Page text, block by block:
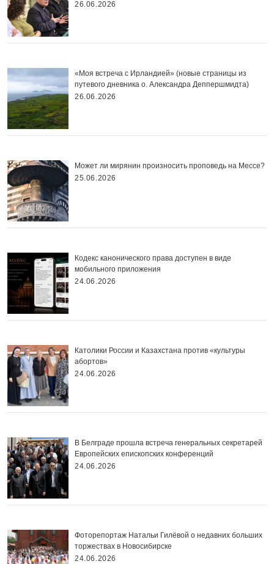
26.06.2026
«Моя встреча с Ирландией» (новые страницы из
путевого дневника о. Александра Деппершмидта)
26.06.2026
Может ли мирянин произносить проповедь на Мессе?
25.06.2026
Кодекс канонического права доступен в виде
мобильного приложения
24.06.2026
Католики России и Казахстана против «культуры
абортов»
24.06.2026
В Белграде прошла встреча генеральных секретарей
Европейских епископских конференций
24.06.2026
Фоторепортаж Натальи Гилёвой о недавних больших
торжествах в Новосибирске
24.06.2026